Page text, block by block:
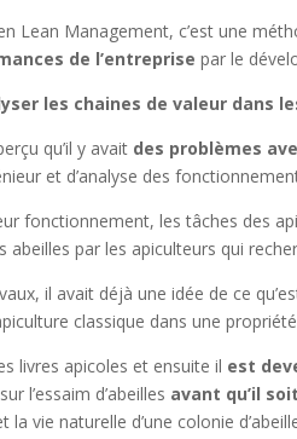
Lean Management, c’est une
de l’entreprise par le
les chaines de valeur dans
qu’il y avait des problèmes
et d’analyse des
fonctionnement, les tâches des
par les apiculteurs qui
il avait déjà une idée de ce
classique dans une
livres apicoles et ensuite il est
l’essaim d’abeilles avant qu’il
la vie naturelle d’une colonie